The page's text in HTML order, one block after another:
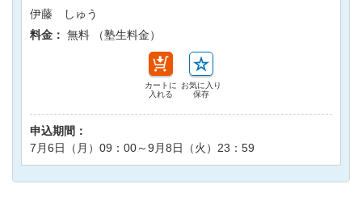
伊藤 しゅう
料金： 無料 （塾生料金）
カートに
入れる
お気に入り
保存
申込期間：
7月6日（月）09：00～9月8日（火）23：59